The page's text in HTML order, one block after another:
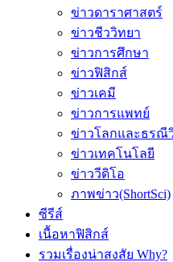
ข่าวดาราศาสตร์
ข่าวชีววิทยา
ข่าวการศึกษา
ข่าวฟิสิกส์
ข่าวเคมี
ข่าวการแพทย์
ข่าวโลกและธรณี
ข่าวเทคโนโลยี
ข่าววีดิโอ
ภาพข่าว(ShortSci)
ซีรีส์
เนื้อหาฟิสิกส์
รวมเรื่องน่าสงสัย Why?